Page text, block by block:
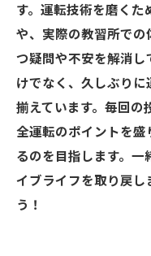
す。運転技術を磨くた
や、実際の教習所での
つ疑問や不安を解消し
けでなく、久しぶりに
揃えています。毎回の
全運転のポイントを盛
るのを目指します。一
イブライフを取り戻し